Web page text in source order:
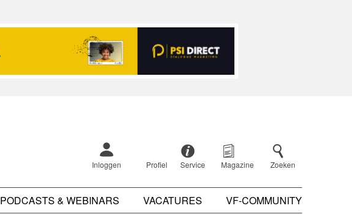
Inloggen Profiel Service Magazine Zoeken
PODCASTS & WEBINARS VACATURES VF-COMMUNITY